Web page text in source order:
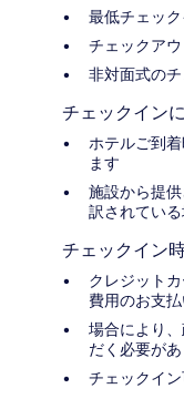
最低チェッ
チェックア
非対面式の
チェックイン
ホテルご到
ます
施設から提
訳されてい
チェックイン
クレジット
費用のお支
場合により
だく必要が
チェックイ